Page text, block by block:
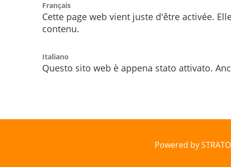
Français
Cette page web vient juste d'être activée.
contenu.
Italiano
Questo sito web è appena stato attivato.
Powered by STRATO